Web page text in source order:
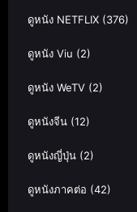
ดูหนัง NETFLIX (376)
ดูหนัง Viu (2)
ดูหนัง WeTV (2)
ดูหนังจีน (12)
ดูหนังญี่ปุ่น (2)
ดูหนังภาคต่อ (42)